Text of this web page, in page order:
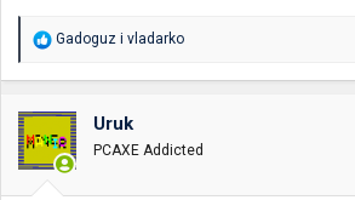
R
o
v
a
n
Gadoguz i vladarko
Uruk
PCAXE Addicted